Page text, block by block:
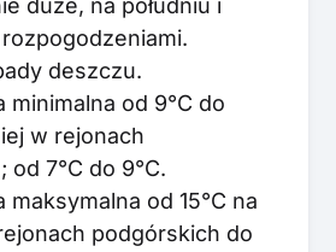
duże, na południu i
deszczu.
minimalna od 9°C do
w rejonach
od 7°C do 9°C.
maksymalna od 15°C na
podgórskich do